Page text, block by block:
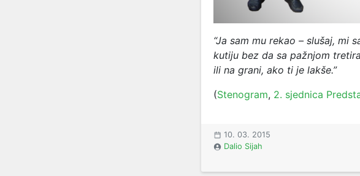
“Ja sam mu rekao – slušaj, mi
kutiju bez da sa pažnjom
ili na grani, ako ti je lakše.”
(Stenogram, 2. sjednica
10. 03. 2015
Dalio Sijah